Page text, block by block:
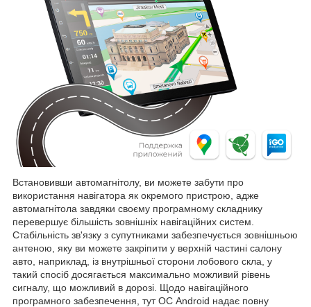
Встановивши автомагнітолу, ви можете забути про
використання навігатора як окремого пристрою, адже
автомагнітола завдяки своєму програмному складнику
перевершує більшість зовнішніх навігаційних систем.
Стабільність зв'язку з супутниками забезпечується зовнішньою
антеною, яку ви можете закріпити у верхній частині салону
авто, наприклад, із внутрішньої сторони лобового скла, у
такий спосіб досягається максимально можливий рівень
сигналу, що можливий в дорозі. Щодо навігаційного
програмного забезпечення, тут ОС Android надає повну